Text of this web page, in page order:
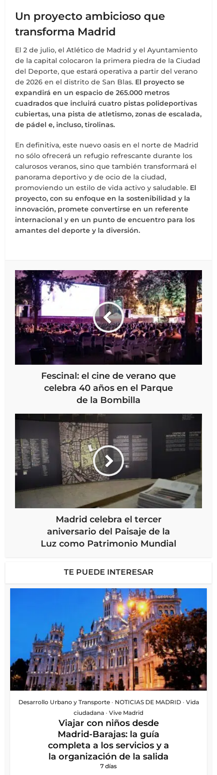
Un proyecto ambicioso que
transforma Madrid
El 2 de julio, el Atlético de Madrid y el Ayuntamiento
de la capital colocaron la primera piedra de la Ciudad
del Deporte, que estará operativa a partir del verano
de 2026 en el distrito de San Blas. El proyecto se
expandirá en un espacio de 265.000 metros
cuadrados que incluirá cuatro pistas polideportivas
cubiertas, una pista de atletismo, zonas de escalada,
de pádel e, incluso, tirolinas.
En definitiva, este nuevo oasis en el norte de Madrid
no sólo ofrecerá un refugio refrescante durante los
calurosos veranos, sino que también transformará el
panorama deportivo y de ocio de la ciudad,
promoviendo un estilo de vida activo y saludable. El
proyecto, con su enfoque en la sostenibilidad y la
innovación, promete convertirse en un referente
internacional y en un punto de encuentro para los
amantes del deporte y la diversión.
Fescinal: el cine de verano que
celebra 40 años en el Parque
de la Bombilla
Madrid celebra el tercer
aniversario del Paisaje de la
Luz como Patrimonio Mundial
TE PUEDE INTERESAR
Desarrollo Urbano y Transporte • NOTICIAS DE MADRID • Vida
ciudadana • Vive Madrid
Viajar con niños desde
Madrid-Barajas: la guía
completa a los servicios y a
la organización de la salida
7 días